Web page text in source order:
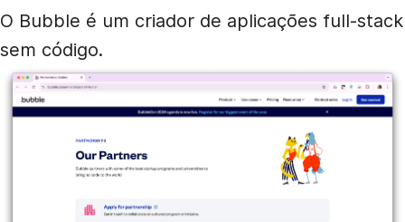
O Bubble é um criador de aplicações full-stack
sem código.